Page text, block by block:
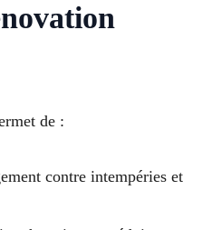
de :
contre intempéries et